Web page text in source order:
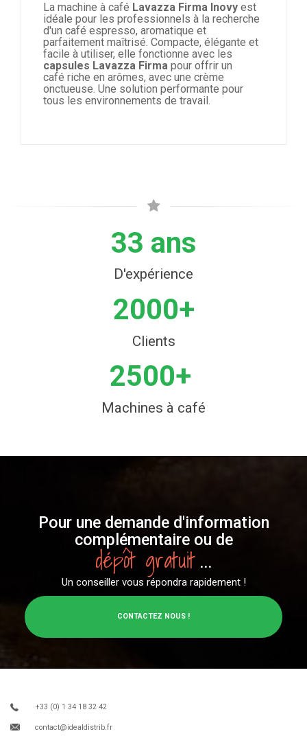
La machine à café Lavazza Firma Inovy est
idéale pour les professionnels à la recherche
d'un café espresso, aromatique et
parfaitement maîtrisé. Compacte, élégante et
facile à utiliser, elle fonctionne avec les
capsules Lavazza Firma pour offrir un
café riche en arômes, avec une crème
onctueuse. Une solution performante pour
tous les environnements de travail.
33 ans
D'expérience
2000+
Clients
2500+
Machines à café
Pour une demande d'information
complémentaire ou de
dépôt gratuit ...
Un conseiller vous répondra rapidement !
CONTACTEZ NOUS !
+33 (0) 1 34 18 32 42
contact@idealdistrib.fr